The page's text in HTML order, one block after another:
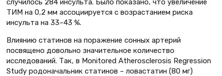
случилось 284 инсульта. Было показано, что увеличение
ТИМ на 0,2 мм ассоциируется с возрастанием риска
инсульта на 33–43 %.
Влиянию статинов на поражение сонных артерий
посвящено довольно значительное количество
исследований. Так, в Monitored Atherosclerosis Regression
Study родоначальник статинов – ловастатин (80 мг)